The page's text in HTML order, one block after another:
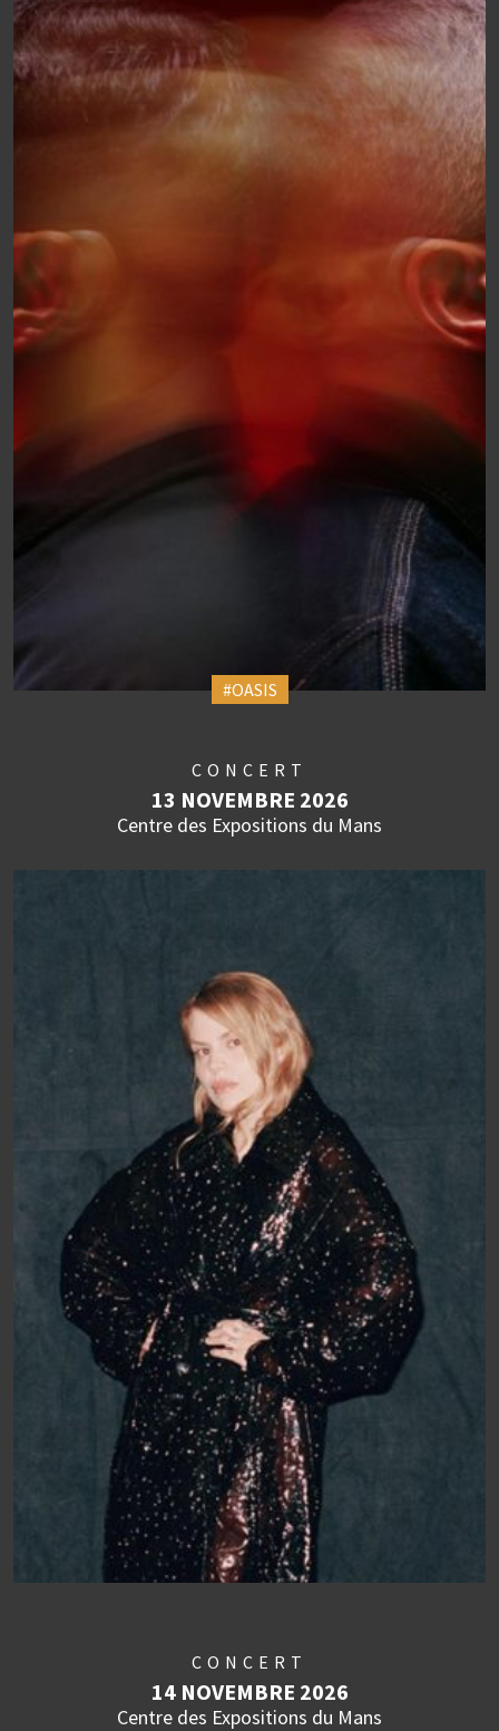
#OASIS
CONCERT
13 NOVEMBRE 2026
Centre des Expositions du Mans
CONCERT
14 NOVEMBRE 2026
Centre des Expositions du Mans